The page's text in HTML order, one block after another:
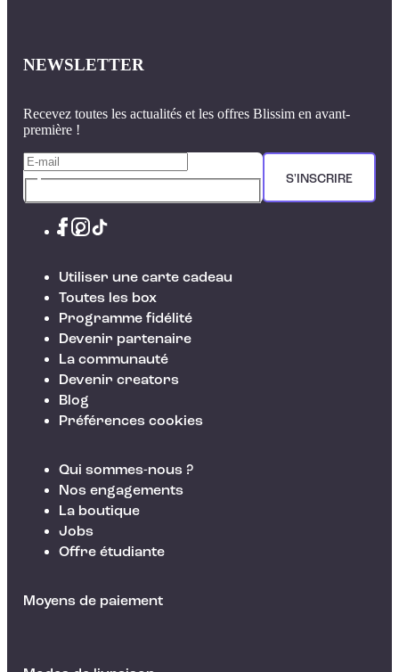
NEWSLETTER
Recevez toutes les actualités et les offres Blissim en avant-
première !
S'INSCRIRE
Utiliser une carte cadeau
Toutes les box
Programme fidélité
Devenir partenaire
La communauté
Devenir creators
Blog
Préférences cookies
Qui sommes-nous ?
Nos engagements
La boutique
Jobs
Offre étudiante
Moyens de paiement